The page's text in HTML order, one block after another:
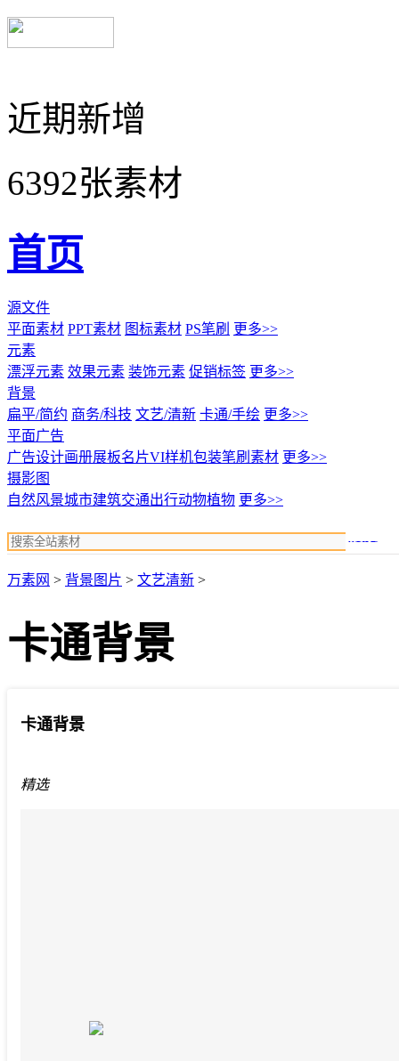
近期新增
6392张素材
首页
源文件
平面素材 PPT素材 图标素材 PS笔刷 更多>>
元素
漂浮元素 效果元素 装饰元素 促销标签 更多>>
背景
扁平/简约 商务/科技 文艺/清新 卡通/手绘 更多>>
平面广告
广告设计画册展板名片VI样机包装笔刷素材 更多>>
摄影图
自然风景城市建筑交通出行动物植物 更多>>
万素网 > 背景图片 > 文艺清新 >
卡通背景
卡通背景
精选